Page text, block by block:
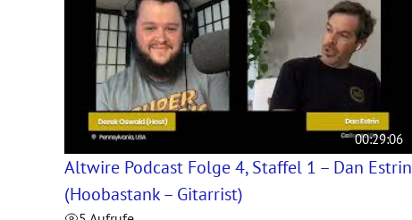
00:29:06
Altwire Podcast Folge 4, Staffel 1 – Dan Estrin
(Hoobastank – Gitarrist)